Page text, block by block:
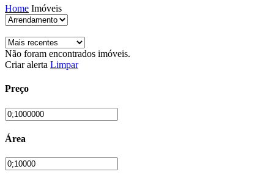
Home Imóveis
Não foram encontrados imóveis.
Criar alerta Limpar
Preço
Área